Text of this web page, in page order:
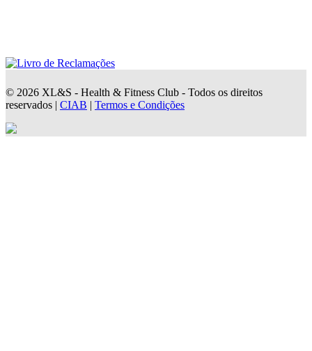
© 2026 XL&S - Health & Fitness Club - Todos os direitos
reservados | CIAB | Termos e Condições